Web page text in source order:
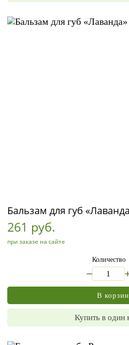
Бальзам для губ
261 руб.
при заказе на сайте
Количество
В
Купить в один